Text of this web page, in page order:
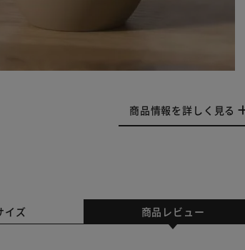
商品情報を詳しく見る
イズ 商品レビュー